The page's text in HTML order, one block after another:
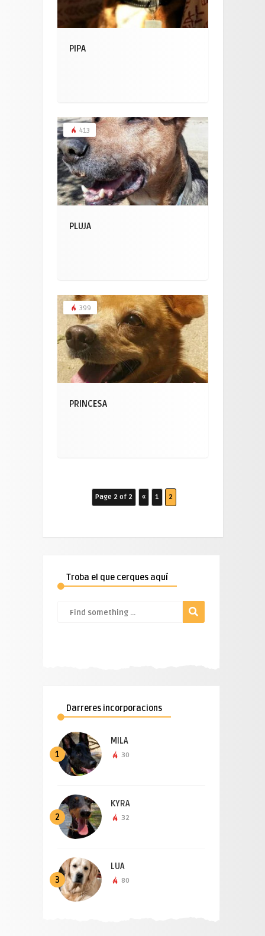
PIPA
413
PLUJA
399
PRINCESA
Page 2 of 2 « 1 2
Troba el que cerques aquí
Darreres incorporacions
1
MILA
30
2
KYRA
32
3
LUA
80